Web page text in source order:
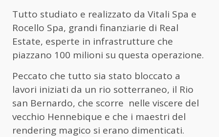
Tutto studiato e realizzato da Vitali Spa e
Rocello Spa, grandi finanziarie di Real
Estate, esperte in infrastrutture che
piazzano 100 milioni su questa operazione.
Peccato che tutto sia stato bloccato a
lavori iniziati da un rio sotterraneo, il Rio
san Bernardo, che scorre nelle viscere del
vecchio Hennebique e che i maestri del
rendering magico si erano dimenticati.